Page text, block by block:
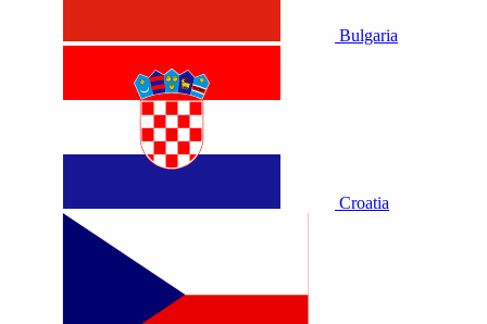
Bulgaria
Croatia